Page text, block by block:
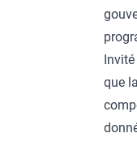
que